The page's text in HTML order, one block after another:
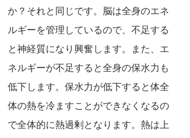
か？それと同じです。脳は全身のエネ
ルギーを管理しているので、不足する
と神経質になり興奮します。また、エ
ネルギーが不足すると全身の保水力も
低下します。保水力が低下すると体全
体の熱を冷ますことができなくなるの
で全体的に熱過剰となります。熱は上